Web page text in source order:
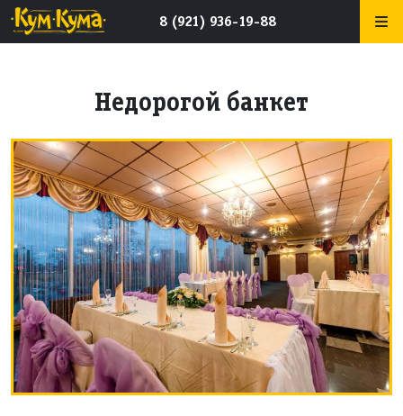
8 (921) 936-19-88
Недорогой банкет